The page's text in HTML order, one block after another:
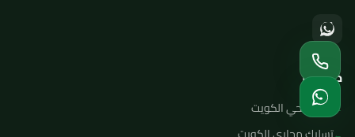
خدماتنا
فني صحي الكويت